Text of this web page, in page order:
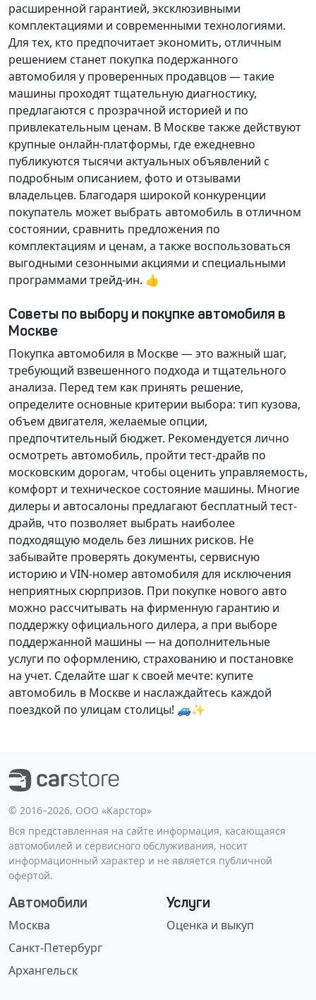
расширенной гарантией, эксклюзивными
комплектациями и современными технологиями.
Для тех, кто предпочитает экономить, отличным
решением станет покупка подержанного
автомобиля у проверенных продавцов — такие
машины проходят тщательную диагностику,
предлагаются с прозрачной историей и по
привлекательным ценам. В Москве также действуют
крупные онлайн-платформы, где ежедневно
публикуются тысячи актуальных объявлений с
подробным описанием, фото и отзывами
владельцев. Благодаря широкой конкуренции
покупатель может выбрать автомобиль в отличном
состоянии, сравнить предложения по
комплектациям и ценам, а также воспользоваться
выгодными сезонными акциями и специальными
программами трейд-ин. 👍
Советы по выбору и покупке автомобиля в
Москве
Покупка автомобиля в Москве — это важный шаг,
требующий взвешенного подхода и тщательного
анализа. Перед тем как принять решение,
определите основные критерии выбора: тип кузова,
объем двигателя, желаемые опции,
предпочтительный бюджет. Рекомендуется лично
осмотреть автомобиль, пройти тест-драйв по
московским дорогам, чтобы оценить управляемость,
комфорт и техническое состояние машины. Многие
дилеры и автосалоны предлагают бесплатный тест-
драйв, что позволяет выбрать наиболее
подходящую модель без лишних рисков. Не
забывайте проверять документы, сервисную
историю и VIN-номер автомобиля для исключения
неприятных сюрпризов. При покупке нового авто
можно рассчитывать на фирменную гарантию и
поддержку официального дилера, а при выборе
поддержанной машины — на дополнительные
услуги по оформлению, страхованию и постановке
на учет. Сделайте шаг к своей мечте: купите
автомобиль в Москве и наслаждайтесь каждой
поездкой по улицам столицы! 🚙✨
©️ 2016–2026, ООО «Карстор»
Вся представленная на сайте информация, касающаяся
автомобилей и сервисного обслуживания, носит
информационный характер и не является публичной
офертой.
Автомобили
Москва
Санкт-Петербург
Архангельск
Услуги
Оценка и выкуп